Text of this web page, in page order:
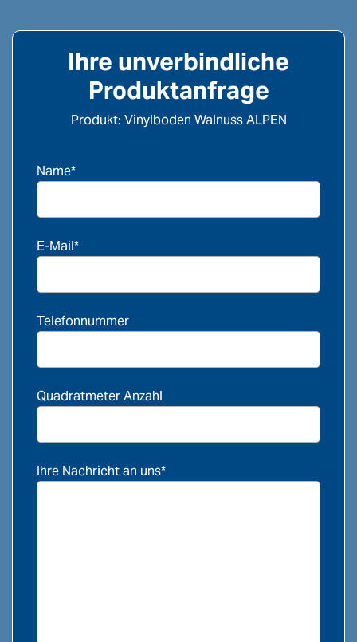
Ihre unverbindliche
Produktanfrage
Produkt: Vinylboden Walnuss ALPEN
Name*
E-Mail*
Telefonnummer
Quadratmeter Anzahl
Ihre Nachricht an uns*